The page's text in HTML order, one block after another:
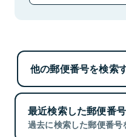
他の郵便番号を検索
最近検索した郵便番号
過去に検索した郵便番号